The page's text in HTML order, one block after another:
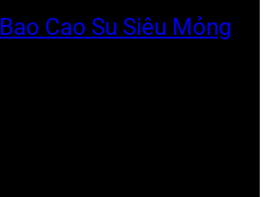
Bao Cao Su Siêu Mỏng